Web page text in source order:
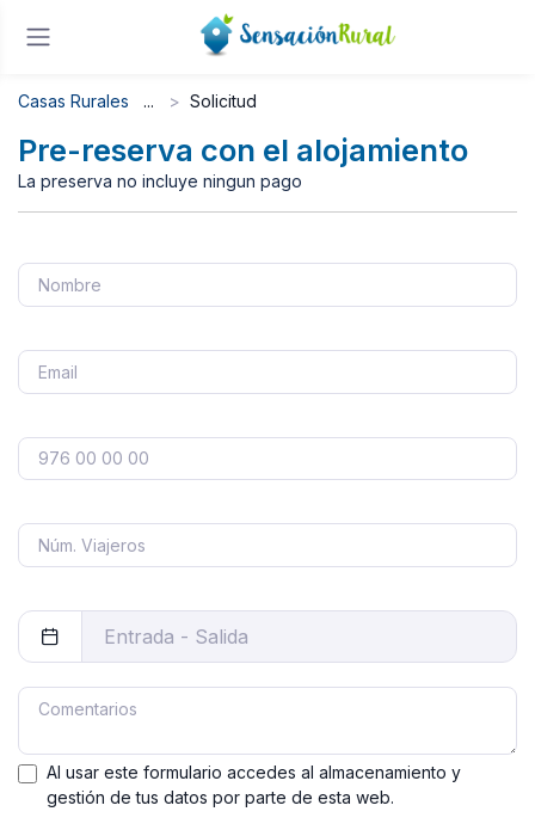
Casas Rurales Solicitud
Pre-reserva con el alojamiento
La preserva no incluye ningun pago
Al usar este formulario accedes al almacenamiento y
gestión de tus datos por parte de esta web.